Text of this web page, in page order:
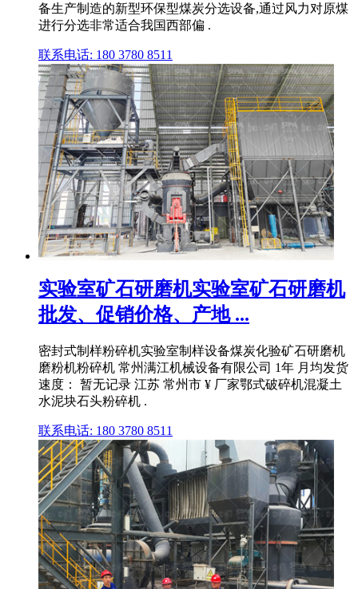
备生产制造的新型环保型煤炭分选设备,通过风力对原煤
进行分选非常适合我国西部偏 .
联系电话: 180 3780 8511
实验室矿石研磨机实验室矿石研磨机
批发、促销价格、产地 ...
密封式制样粉碎机实验室制样设备煤炭化验矿石研磨机
磨粉机粉碎机 常州满江机械设备有限公司 1年 月均发货
速度： 暂无记录 江苏 常州市 ¥ 厂家鄂式破碎机混凝土
水泥块石头粉碎机 .
联系电话: 180 3780 8511